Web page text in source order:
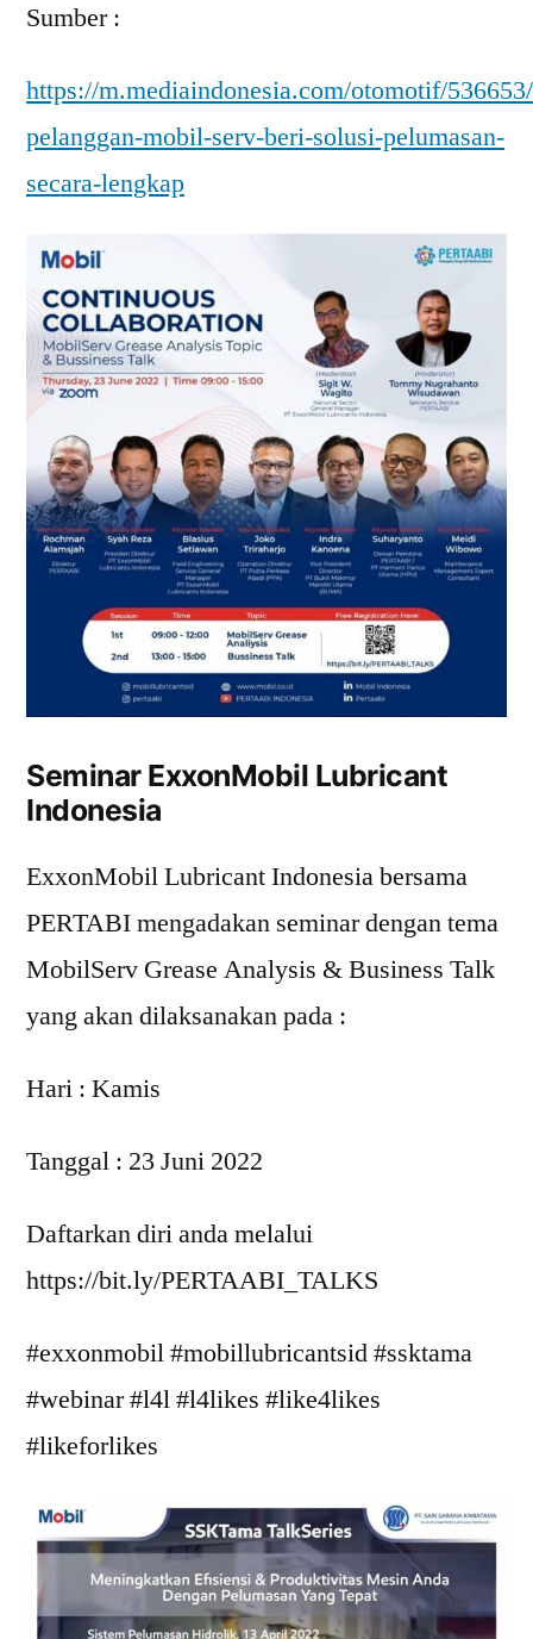
Sumber :
https://m.mediaindonesia.com/otomotif/
pelanggan-mobil-serv-beri-solusi-pelumasan-
secara-lengkap
Seminar ExxonMobil Lubricant
Indonesia
ExxonMobil Lubricant Indonesia bersama
PERTABI mengadakan seminar dengan tema
MobilServ Grease Analysis & Business Talk
yang akan dilaksanakan pada :
Hari : Kamis
Tanggal : 23 Juni 2022
Daftarkan diri anda melalui
https://bit.ly/PERTAABI_TALKS
#exxonmobil #mobillubricantsid #ssktama
#webinar #l4l #l4likes #like4likes
#likeforlikes